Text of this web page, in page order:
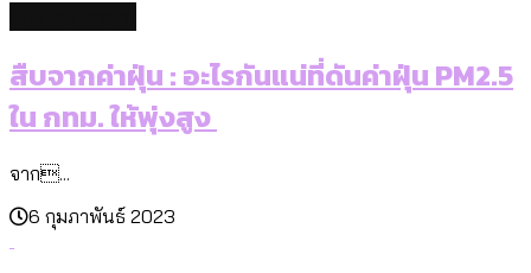
สืบจากค่าฝุ่น : อะไรกันแน่ที่ดันค่าฝุ่น PM2.5
ใน กทม. ให้พุ่งสูง
จาก...
6 กุมภาพันธ์ 2023